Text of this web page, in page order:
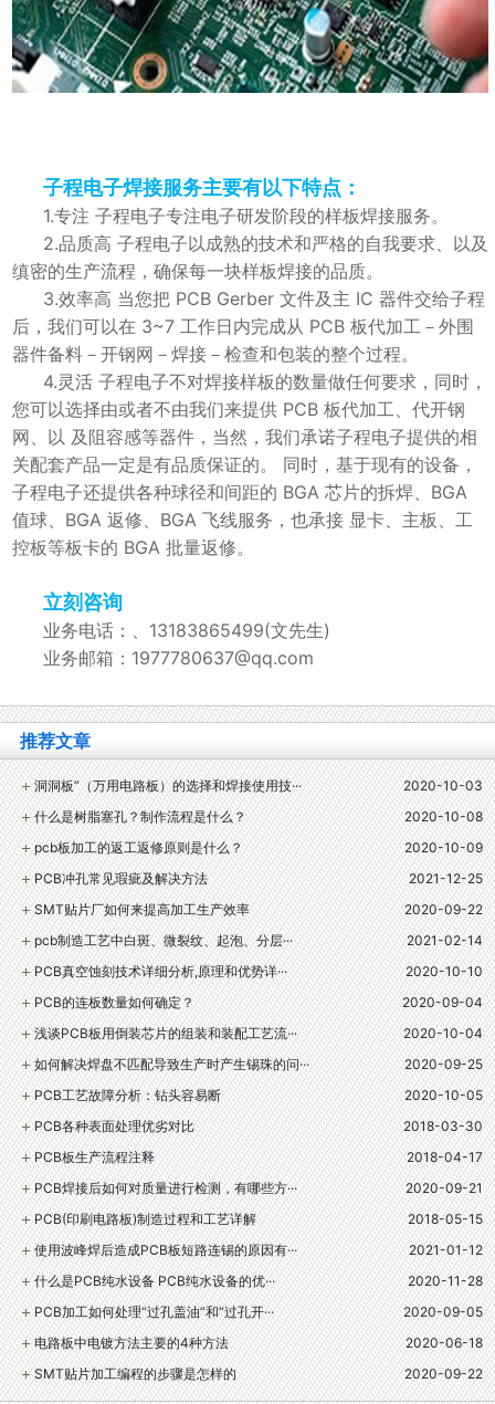
子程电子焊接服务主要有以下特点：
1.专注 子程电子专注电子研发阶段的样板焊接服务。
2.品质高 子程电子以成熟的技术和严格的自我要求、以及
缜密的生产流程，确保每一块样板焊接的品质。
3.效率高 当您把 PCB Gerber 文件及主 IC 器件交给子程
后，我们可以在 3~7 工作日内完成从 PCB 板代加工－外围
器件备料－开钢网－焊接－检查和包装的整个过程。
4.灵活 子程电子不对焊接样板的数量做任何要求，同时，
您可以选择由或者不由我们来提供 PCB 板代加工、代开钢
网、以 及阻容感等器件，当然，我们承诺子程电子提供的相
关配套产品一定是有品质保证的。 同时，基于现有的设备，
子程电子还提供各种球径和间距的 BGA 芯片的拆焊、BGA
值球、BGA 返修、BGA 飞线服务，也承接 显卡、主板、工
控板等板卡的 BGA 批量返修。
立刻咨询
业务电话：、13183865499(文先生)
业务邮箱：1977780637@qq.com
推荐文章
洞洞板”（万用电路板）的选择和焊接使用技···
2020-10-03
什么是树脂塞孔？制作流程是什么？
2020-10-08
pcb板加工的返工返修原则是什么？
2020-10-09
PCB冲孔常见瑕疵及解决方法
2021-12-25
SMT贴片厂如何来提高加工生产效率
2020-09-22
pcb制造工艺中白斑、微裂纹、起泡、分层···
2021-02-14
PCB真空蚀刻技术详细分析,原理和优势详···
2020-10-10
PCB的连板数量如何确定？
2020-09-04
浅谈PCB板用倒装芯片的组装和装配工艺流···
2020-10-04
如何解决焊盘不匹配导致生产时产生锡珠的问···
2020-09-25
PCB工艺故障分析：钻头容易断
2020-10-05
PCB各种表面处理优劣对比
2018-03-30
PCB板生产流程注释
2018-04-17
PCB焊接后如何对质量进行检测，有哪些方···
2020-09-21
PCB(印刷电路板)制造过程和工艺详解
2018-05-15
使用波峰焊后造成PCB板短路连锡的原因有···
2021-01-12
什么是PCB纯水设备 PCB纯水设备的优···
2020-11-28
PCB加工如何处理“过孔盖油”和“过孔开···
2020-09-05
电路板中电镀方法主要的4种方法
2020-06-18
SMT贴片加工编程的步骤是怎样的
2020-09-22